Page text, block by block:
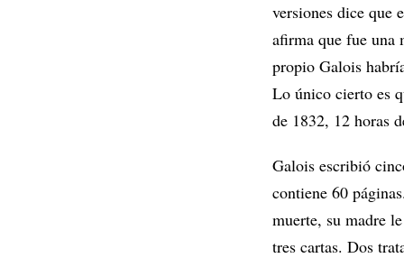
versiones dice que
afirma que fue una
propio Galois
Lo único cierto es
de 1832, 12 horas
Galois escribió
contiene 60
muerte, su madre
tres cartas. Dos